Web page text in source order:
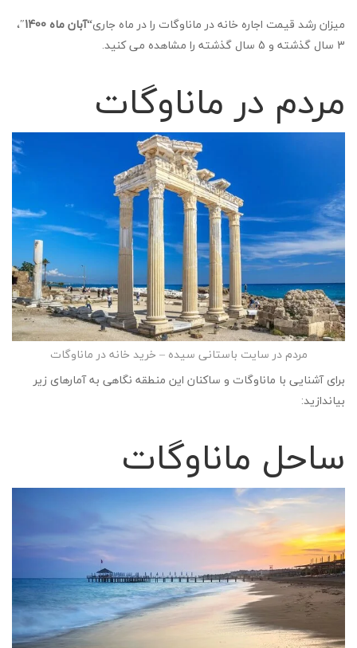
میزان رشد قیمت اجاره خانه در ماناوگات را در ماه جاری“آبان ماه 1400
″،
3 سال گذشته و 5 سال گذشته را مشاهده می کنید.
مردم در ماناوگات
مردم در سایت باستانی سیده – خرید خانه در ماناوگات
برای آشنایی با ماناوگات و ساکنان این منطقه نگاهی به آمارهای زیر
بیاندازید:
ساحل ماناوگات